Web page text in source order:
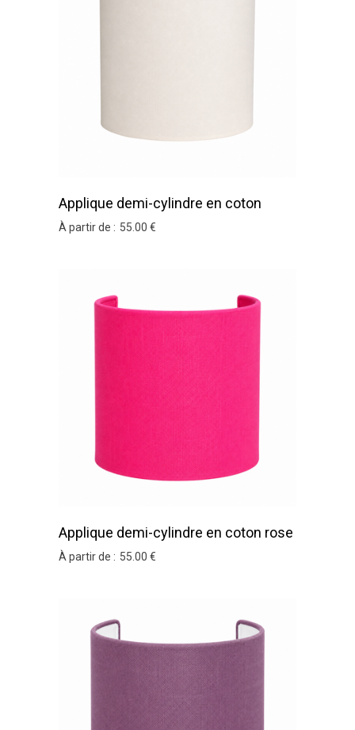
Applique demi-cylindre en coton
blanc cassé
À partir de : 55 .00 €
Applique demi-cylindre en coton rose
fuschia
À partir de : 55 .00 €